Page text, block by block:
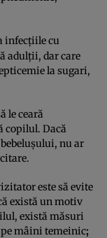
infecțiile cu
adulții, dar care
la sugari,
le ceară
copilul. Dacă
nu ar
este să evite
există un motiv
există măsuri
pe mâini temeinic;